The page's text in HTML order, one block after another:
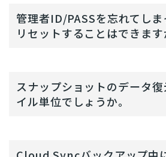
管理者ID/PASSを忘れてしま
リセットすることはできます
スナップショットのデータ
イル単位でしょうか。